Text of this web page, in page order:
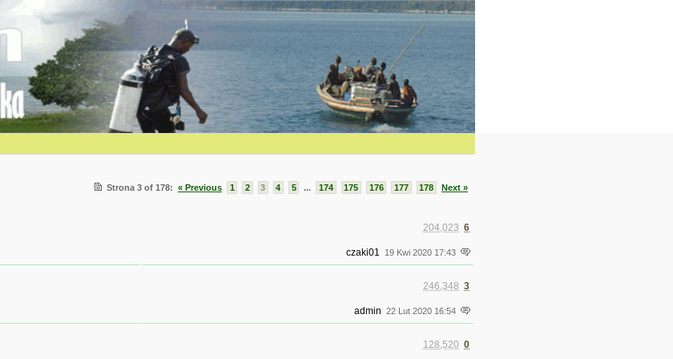
Strona 3 of 178: « Previous 1 2 3 4 5 ... 174 175 176 177 178 Next »
204,023 6
czaki01 19 Kwi 2020 17:43
246,348 3
admin 22 Lut 2020 16:54
128,520 0